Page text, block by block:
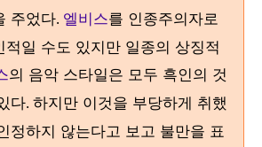
주었다. 엘비스를 인종주의자로
적일 수도 있지만 일종의 상징적
의 음악 스타일은 모두 흑인의 것
다. 하지만 이것을 부당하게 취했
정하지 않는다고 보고 불만을 표